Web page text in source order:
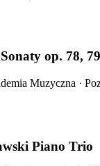
op. 78,
Muzyczna ·
Piano Trio